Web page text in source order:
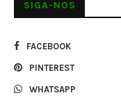
SIGA-NOS
FACEBOOK
PINTEREST
WHATSAPP